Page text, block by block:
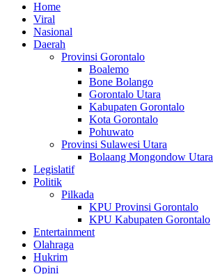
Home
Viral
Nasional
Daerah
Provinsi Gorontalo
Boalemo
Bone Bolango
Gorontalo Utara
Kabupaten Gorontalo
Kota Gorontalo
Pohuwato
Provinsi Sulawesi Utara
Bolaang Mongondow Utara
Legislatif
Politik
Pilkada
KPU Provinsi Gorontalo
KPU Kabupaten Gorontalo
Entertainment
Olahraga
Hukrim
Opini